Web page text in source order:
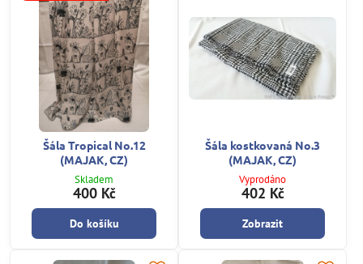
Šála Tropical No.12
(MAJAK, CZ)
Skladem
400 Kč
Do košíku
Šála kostkovaná No.3
(MAJAK, CZ)
Vyprodáno
402 Kč
Zobrazit